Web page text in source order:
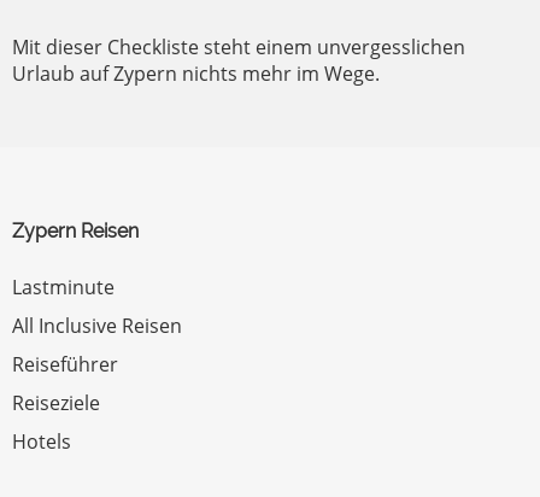
Mit dieser Checkliste steht einem unvergesslichen
Urlaub auf Zypern nichts mehr im Wege.
Zypern Reisen
Lastminute
All Inclusive Reisen
Reiseführer
Reiseziele
Hotels